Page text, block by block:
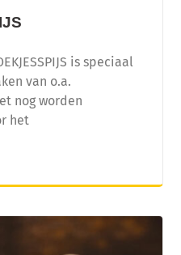
is speciaal
van o.a.
nog worden
het